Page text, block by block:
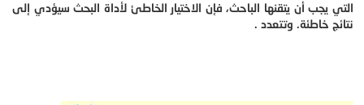
التي يجب أن يتقنها الباحث، فإن الاختيار الخاطئ لأداة البحث سيؤدي إلى
نتائج خاطئة. وتتعدد .